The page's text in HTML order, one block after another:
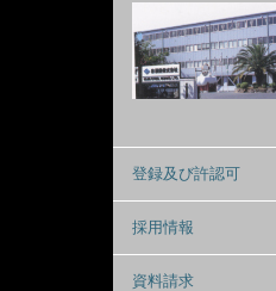
登録及び許認可
採用情報
資料請求